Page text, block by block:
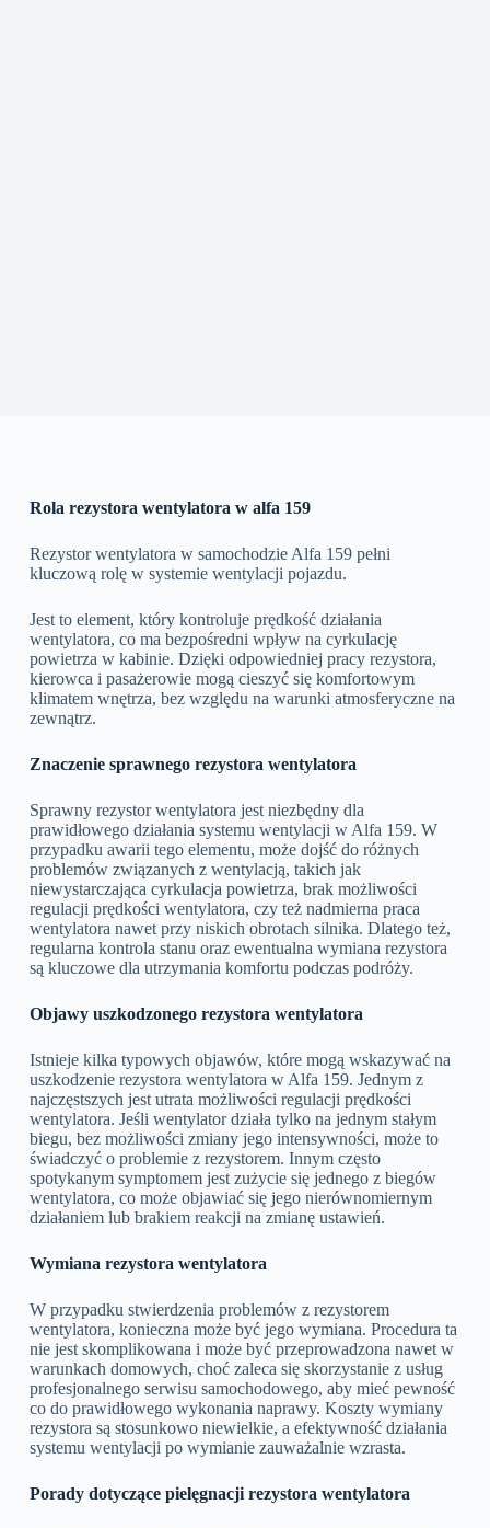
Rola rezystora wentylatora w alfa 159
Rezystor wentylatora w samochodzie Alfa 159 pełni
kluczową rolę w systemie wentylacji pojazdu.
Jest to element, który kontroluje prędkość działania
wentylatora, co ma bezpośredni wpływ na cyrkulację
powietrza w kabinie. Dzięki odpowiedniej pracy rezystora,
kierowca i pasażerowie mogą cieszyć się komfortowym
klimatem wnętrza, bez względu na warunki atmosferyczne na
zewnątrz.
Znaczenie sprawnego rezystora wentylatora
Sprawny rezystor wentylatora jest niezbędny dla
prawidłowego działania systemu wentylacji w Alfa 159. W
przypadku awarii tego elementu, może dojść do różnych
problemów związanych z wentylacją, takich jak
niewystarczająca cyrkulacja powietrza, brak możliwości
regulacji prędkości wentylatora, czy też nadmierna praca
wentylatora nawet przy niskich obrotach silnika. Dlatego też,
regularna kontrola stanu oraz ewentualna wymiana rezystora
są kluczowe dla utrzymania komfortu podczas podróży.
Objawy uszkodzonego rezystora wentylatora
Istnieje kilka typowych objawów, które mogą wskazywać na
uszkodzenie rezystora wentylatora w Alfa 159. Jednym z
najczęstszych jest utrata możliwości regulacji prędkości
wentylatora. Jeśli wentylator działa tylko na jednym stałym
biegu, bez możliwości zmiany jego intensywności, może to
świadczyć o problemie z rezystorem. Innym często
spotykanym symptomem jest zużycie się jednego z biegów
wentylatora, co może objawiać się jego nierównomiernym
działaniem lub brakiem reakcji na zmianę ustawień.
Wymiana rezystora wentylatora
W przypadku stwierdzenia problemów z rezystorem
wentylatora, konieczna może być jego wymiana. Procedura ta
nie jest skomplikowana i może być przeprowadzona nawet w
warunkach domowych, choć zaleca się skorzystanie z usług
profesjonalnego serwisu samochodowego, aby mieć pewność
co do prawidłowego wykonania naprawy. Koszty wymiany
rezystora są stosunkowo niewielkie, a efektywność działania
systemu wentylacji po wymianie zauważalnie wzrasta.
Porady dotyczące pielęgnacji rezystora wentylatora